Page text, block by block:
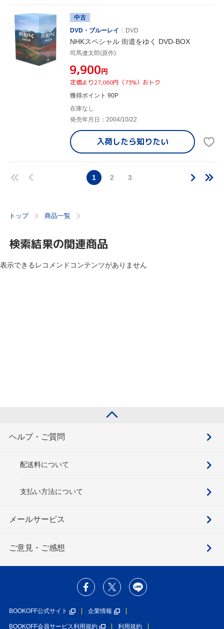
中古
DVD・ブルーレイ
DVD
NHKスペシャル 街道をゆく DVD-BOX
司馬遼太郎(原作)
¥9,900円
定価より27,060円（73%）おトク
獲得ポイント 90P
在庫なし
発売年月日：2004/10/22
入荷したら知りたい
1 2 3
トップ 商品一覧
検索結果の関連商品
表示できるレコメンドコンテンツがありません
ヘルプ・ご質問
配送料について
支払い方法について
メールサービス
ご意見・ご感想
BOOKOFF公式サイト 企業情報
BOOKOFF会員サービス利用規約 利用規約